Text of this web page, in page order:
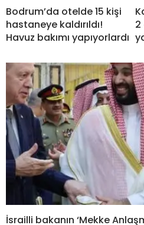
Bodrum’da otelde 15 kişi
hastaneye kaldırıldı!
Havuz bakımı yapıyorlardı
2
İsrailli bakanın ‘Mekke